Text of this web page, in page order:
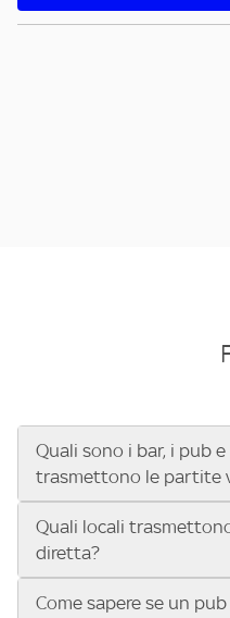
Quali sono i bar, i pub
trasmettono le partite
Se cerchi un bar, pub,
vedere le partite di Serie A
UEFA Champions League,
Conference League, il
Quali locali
diretta?
Vuoi sapere quali bar, pub
Come sapere se un